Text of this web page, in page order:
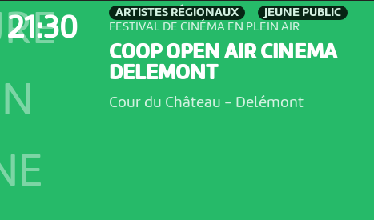
21:30
ARTISTES RÉGIONAUX
JEUNE PUBLIC
FESTIVAL DE CINÉMA EN PLEIN AIR
COOP OPEN AIR CINEMA
DELEMONT
Cour du Château - Delémont